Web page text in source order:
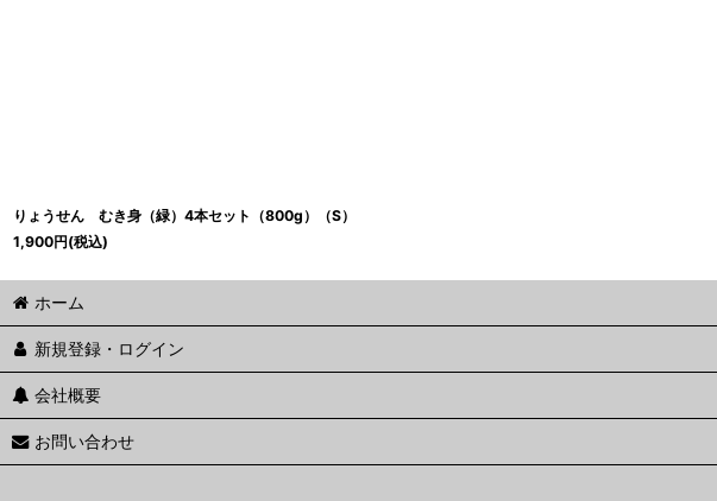
りょうせん むき身（緑）4本セット（800g）（S）
1,900円(税込)
ホーム
新規登録・ログイン
会社概要
お問い合わせ